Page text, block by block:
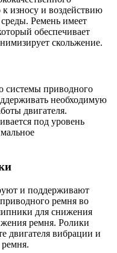
к износу и воздействию
Ремень имеет
обеспечивает
скольжение.
системы приводного
необходимую
двигателя.
под уровень
и поддерживают
ремня во
для снижения
ремня. Ролики
двигателя вибрации и